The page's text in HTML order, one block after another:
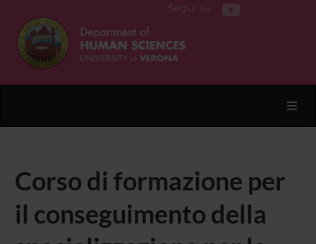
Segui su
Corso di formazione per
il conseguimento della